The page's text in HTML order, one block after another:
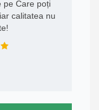
pe Care poți
calitatea nu